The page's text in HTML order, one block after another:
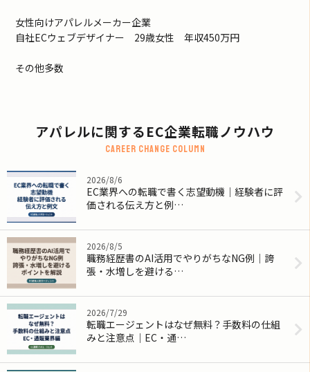
女性向けアパレルメーカー企業
自社ECウェブデザイナー 29歳女性 年収450万円
その他多数
アパレルに関するEC企業転職ノウハウ
Career change column
2026/8/6
EC業界への転職で書く志望動機｜経験者に評
価される伝え方と例…
2026/8/5
職務経歴書のAI活用でやりがちなNG例｜誇
張・水増しを避ける…
2026/7/29
転職エージェントはなぜ無料？手数料の仕組
みと注意点｜EC・通…